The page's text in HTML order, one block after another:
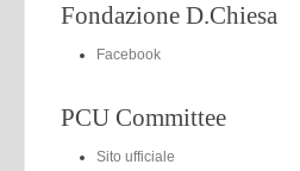
Fondazione D.Chiesa
Facebook
PCU Committee
Sito ufficiale